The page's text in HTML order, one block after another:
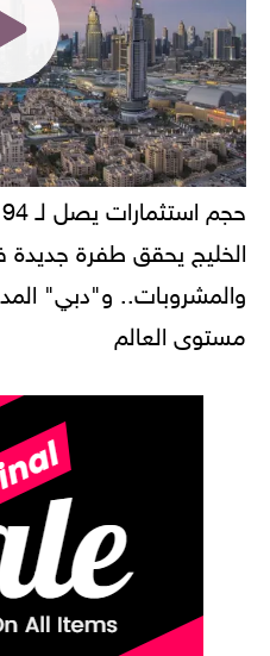
الخليج يحقق طفرة جديدة
والمشروبات.. و"دبي"
مستوى العالم